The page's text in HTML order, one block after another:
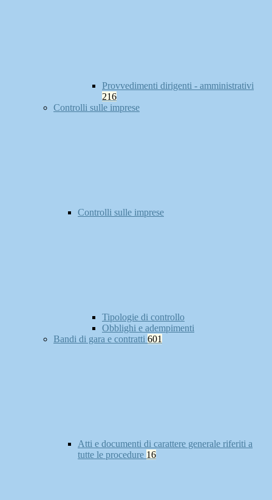
Provvedimenti dirigenti - amministrativi
216
Controlli sulle imprese
Controlli sulle imprese
Tipologie di controllo
Obblighi e adempimenti
Bandi di gara e contratti 601
Atti e documenti di carattere generale riferiti a
tutte le procedure 16